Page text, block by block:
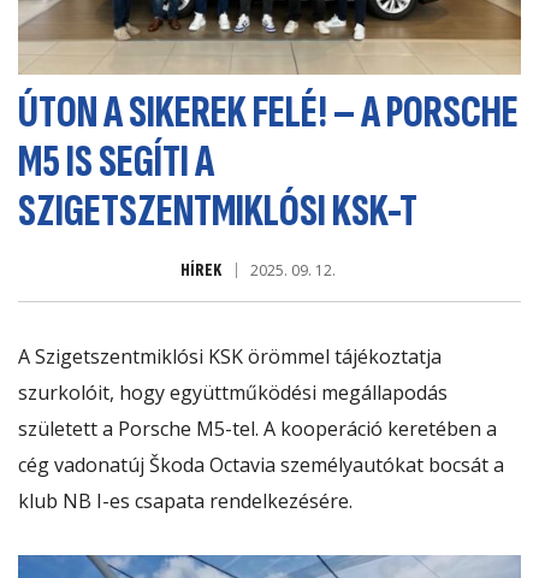
ÚTON A SIKEREK FELÉ! – A PORSCHE
M5 IS SEGÍTI A
SZIGETSZENTMIKLÓSI KSK-T
HÍREK 2025. 09. 12.
A Szigetszentmiklósi KSK örömmel tájékoztatja
szurkolóit, hogy együttműködési megállapodás
született a Porsche M5-tel. A kooperáció keretében a
cég vadonatúj Škoda Octavia személyautókat bocsát a
klub NB I-es csapata rendelkezésére.